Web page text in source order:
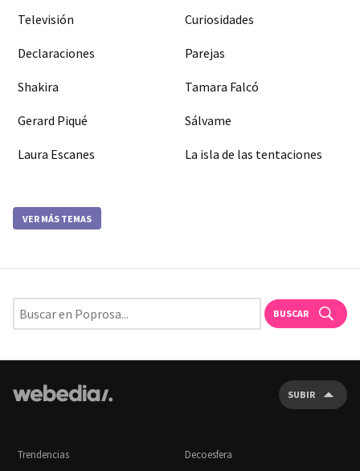
Televisión Curiosidades
Declaraciones Parejas
Shakira Tamara Falcó
Gerard Piqué Sálvame
Laura Escanes La isla de las tentaciones
VER MÁS TEMAS
BUSCAR
SUBIR
Trendencias Decoesfera